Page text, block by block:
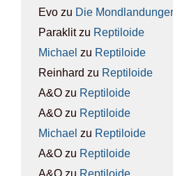
Evo zu Die
Paraklitzu Rep­ti­lo­ide
Michael zu Rep­ti­lo­ide
Reinhard zu Rep­ti­lo­ide
A&O zu Rep­ti­lo­ide
A&O zu Rep­ti­lo­ide
Michael zu Rep­ti­lo­ide
A&O zu Rep­ti­lo­ide
A&O zu Rep­ti­lo­ide